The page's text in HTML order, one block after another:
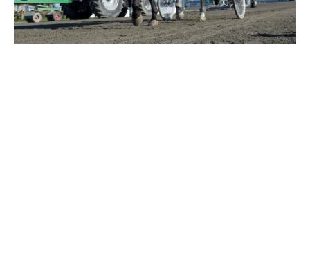
Åby Stora Pris 2026
Supertorsdag för företag